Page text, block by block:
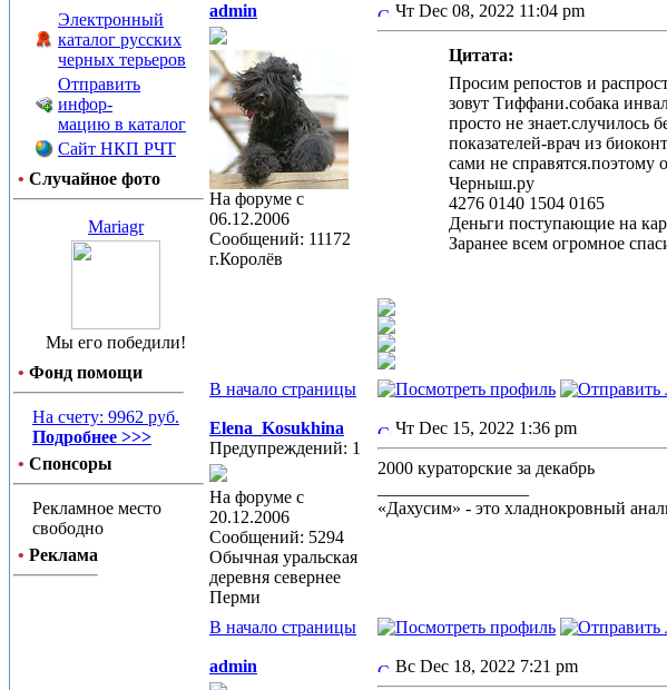
Электронный
каталог русских
черных терьеров
Отправить
инфор-
мацию в каталог
Сайт НКП РЧТ
• Случайное фото
Mariagr
Мы его победили!
• Фонд помощи
На счету: 9962 руб.
Подробнее >>>
• Спонсоры
Рекламное место
свободно
• Реклама
admin
На форуме с
06.12.2006
Сообщений: 11172
г.Королёв
Чт Dec 08, 2022 11:04 pm
Цитата:
Просим репостов и
зовут Тиффани.собака
просто не знает.случилось
показателей-врач из
сами не
Черныш.ру
4276 0140 1504 0165
Деньги поступающие на
Заранее всем огромное
В начало страницы
Elena_Kosukhina
Предупреждений: 1
На форуме с
20.12.2006
Сообщений: 5294
Обычная уральская
деревня севернее
Перми
Чт Dec 15, 2022 1:36 pm
2000 кураторские за декабрь
«Дахусим» - это хладнокровный
В начало страницы
admin Вс Dec 18, 2022 7:21 pm